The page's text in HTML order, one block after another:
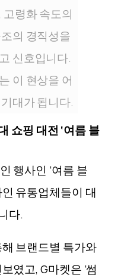
령화 속도의
의 경직성을
신호입니다.
이 현상을 어
대가 됩니다.
쇼핑 대전 ‘여름 블
행사인 ‘여름 블
유통업체들이 대
다.
해 브랜드별 특가와
였고, G마켓은 ‘썸